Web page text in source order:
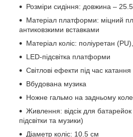
Розміри сидіння: довжина –
Матеріал платформи: міцний
антиковзкими вставками
Матеріал коліс: поліуретан
LED-підсвітка платформи
Світлові ефекти під час катання
Вбудована музика
Ножне гальмо на задньому
Живлення: відсік для
підсвітки та музики)
Діаметр коліс: 10.5 см